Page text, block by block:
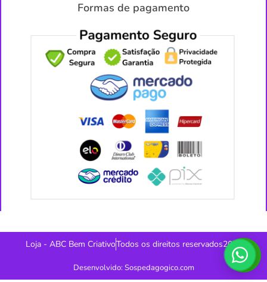
Formas de pagamento
Loja - ABC Bem CriativoTodos os direitos reservados2026
Desenvolvido: Sospedagogico.com